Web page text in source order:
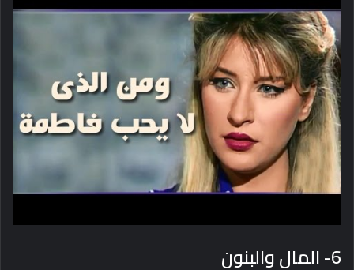
6- المال والبنون